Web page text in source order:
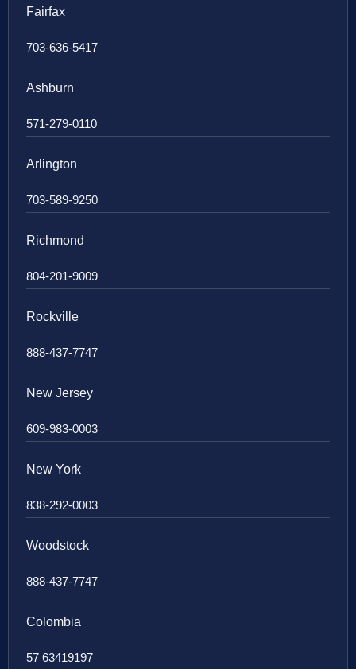
Fairfax
703-636-5417
Ashburn
571-279-0110
Arlington
703-589-9250
Richmond
804-201-9009
Rockville
888-437-7747
New Jersey
609-983-0003
New York
838-292-0003
Woodstock
888-437-7747
Colombia
57 63419197